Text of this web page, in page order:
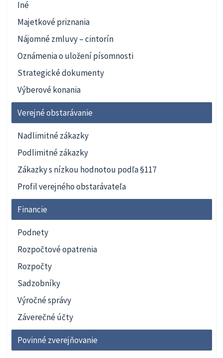
Iné
Majetkové priznania
Nájomné zmluvy – cintorín
Oznámenia o uložení písomnosti
Strategické dokumenty
Výberové konania
Verejné obstarávanie
Nadlimitné zákazky
Podlimitné zákazky
Zákazky s nízkou hodnotou podľa §117
Profil verejného obstarávateľa
Financie
Podnety
Rozpočtové opatrenia
Rozpočty
Sadzobníky
Výročné správy
Záverečné účty
Povinné zverejňovanie